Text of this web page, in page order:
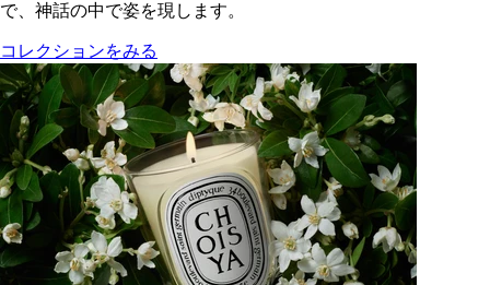
で、神話の中で姿を現します。
コレクションをみる